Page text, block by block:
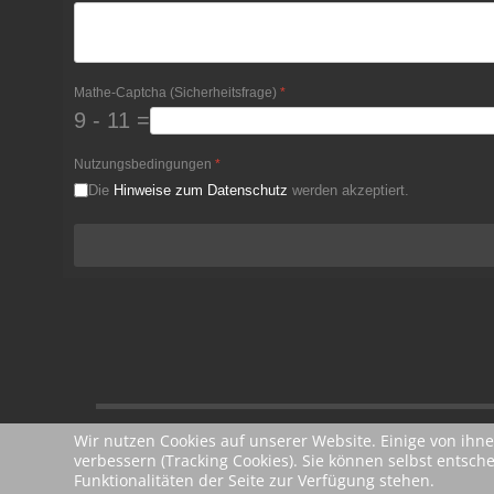
Mathe-Captcha (Sicherheitsfrage) *
9 - 11 =
Nutzungsbedingungen *
Die Hinweise zum Datenschutz werden akzeptiert.
Wir nutzen Cookies auf unserer Website. Einige von
verbessern (Tracking Cookies). Sie können selbst
Funktionalitäten der Seite zur Verfügung stehen.